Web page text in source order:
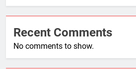
Recent Comments
No comments to show.